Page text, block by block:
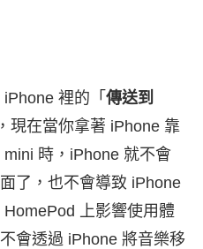
裡的「 傳送到
現在當你拿著 iPhone 靠
時，iPhone 就不會
了，也不會導致 iPhone
上影響使用體
會透過 iPhone 將音樂移